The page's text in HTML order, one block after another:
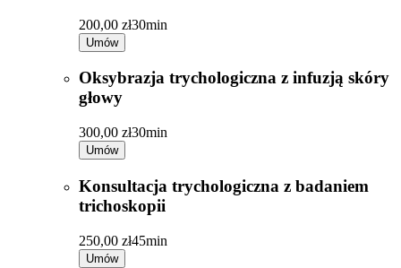
200,00 zł30min
Umów
Oksybrazja trychologiczna z infuzją skóry
głowy
300,00 zł30min
Umów
Konsultacja trychologiczna z badaniem
trichoskopii
250,00 zł45min
Umów